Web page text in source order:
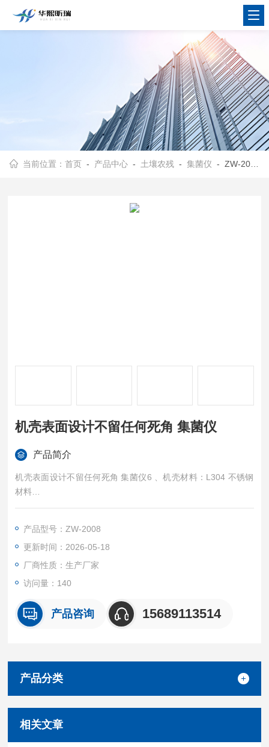
当前位置：首页 - 产品中心 - 土壤农残 -集菌仪 - ZW-2008机壳表面设计不留任何死角 集菌仪
机壳表面设计不留任何死角 集菌仪
产品简介
机壳表面设计不留任何死角 集菌仪6 、机壳材料：L304 不锈钢
材料
8 、重 量：9.5kg
安装温度：0℃-38℃
相对湿度：85%以下（无水珠凝结现象）
产品型号：ZW-2008
更新时间：2026-05-18
厂商性质：生产厂家
访问量：140
产品咨询 15689113514
产品分类
相关文章